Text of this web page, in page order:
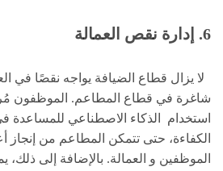
6. إدارة نقص العمالة
لا يزال قطاع الضيافة يواجه نقصًا في
شاغرة في قطاع المطاعم. الموظفون
استخدام الذكاء الاصطناعي للمساعدة
الكفاءة، حتى تتمكن المطاعم من إنجاز
الموظفين و العمالة. بالإضافة إلى ذلك،